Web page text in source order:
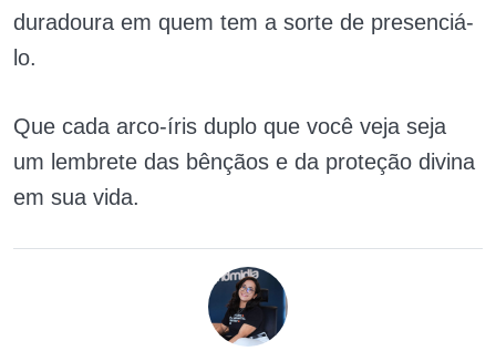
duradoura em quem tem a sorte de presenciá-
lo.
Que cada arco-íris duplo que você veja seja
um lembrete das bênçãos e da proteção divina
em sua vida.